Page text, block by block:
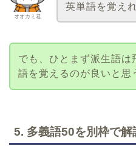
オオカミ君
英単語を覚え
でも、ひとまず派生語は
語を覚えるのが良いと思
5. 多義語50を別枠で解